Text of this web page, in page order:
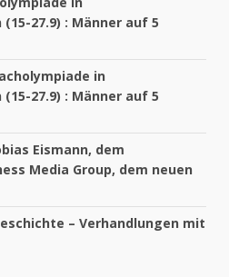
27.9) : Männer auf 5
in
27.9) : Männer auf 5
Eismann, dem
Media Group, dem neuen
– Verhandlungen mit